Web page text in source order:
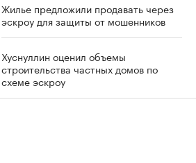
Жилье предложили продавать через
эскроу для защиты от мошенников
Хуснуллин оценил объемы
строительства частных домов по
схеме эскроу